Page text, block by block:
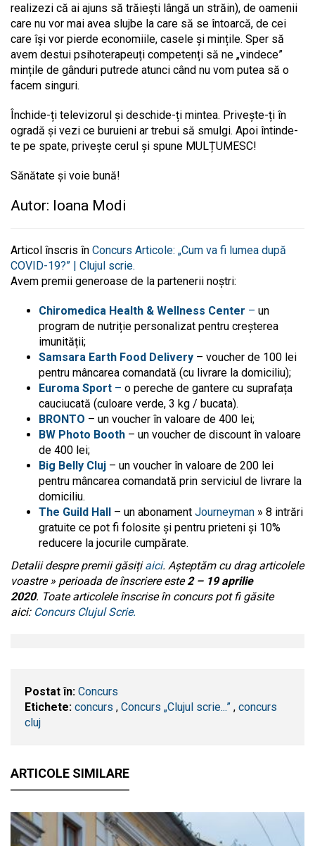
realizezi că ai ajuns să trăiești lângă un străin), de oamenii
care nu vor mai avea slujbe la care să se întoarcă, de cei
care își vor pierde economiile, casele și mințile. Sper să
avem destui psihoterapeuți competenți să ne „vindece”
mințile de gânduri putrede atunci când nu vom putea să o
facem singuri.
Închide-ți televizorul și deschide-ți mintea. Privește-ți în
ogradă și vezi ce buruieni ar trebui să smulgi. Apoi întinde-
te pe spate, privește cerul și spune MULȚUMESC!
Sănătate și voie bună!
Autor: Ioana Modi
Articol înscris în Concurs Articole: „Cum va fi lumea după
COVID-19?” | Clujul scrie.
Avem premii generoase de la partenerii noștri:
Chiromedica Health & Wellness Center – un
program de nutriție personalizat pentru creșterea
imunității;
Samsara Earth Food Delivery – voucher de 100 lei
pentru mâncarea comandată (cu livrare la domiciliu);
Euroma Sport – o pereche de gantere cu suprafața
cauciucată (culoare verde, 3 kg / bucata).
BRONTO – un voucher în valoare de 400 lei;
BW Photo Booth – un voucher de discount în valoare
de 400 lei;
Big Belly Cluj – un voucher în valoare de 200 lei
pentru mâncarea comandată prin serviciul de livrare la
domiciliu.
The Guild Hall – un abonament Journeyman » 8 intrări
gratuite ce pot fi folosite și pentru prieteni și 10%
reducere la jocurile cumpărate.
Detalii despre premii găsițiaici. Așteptăm cu drag articolele
voastre » perioada de înscriere este2 – 19 aprilie
2020. Toate articolele înscrise în concurs pot fi găsite
aici: Concurs Clujul Scrie.
Postat în: Concurs
Etichete: concurs , Concurs „Clujul scrie...” , concurs
cluj
ARTICOLE SIMILARE